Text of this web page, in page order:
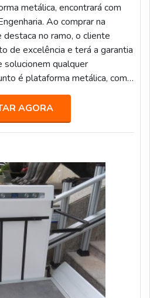
metálica, encontrará com
Ao comprar na
destaca no ramo, o cliente
de excelência e terá a garantia
solucionem qualquer
é plataforma metálica, com
o cliente encontrará
com o resultado
SO...
AGORA